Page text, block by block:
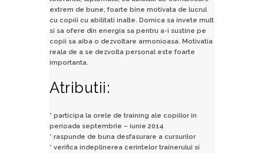
extrem de bune, foarte bine motivata de lucrul
cu copiii cu abilitati inalte. Dornica sa invete mult
si sa ofere din energia sa pentru a-i sustine pe
copii sa aiba o dezvoltare armonioasa. Motivatia
reala de a se dezvolta personal este foarte
importanta.
Atributii:
* participa la orele de training ale copiilor in
perioada septembrie – iunie 2014
* raspunde de buna desfasurare a cursurilor
* verifica indeplinerea cerintelor trainerului si